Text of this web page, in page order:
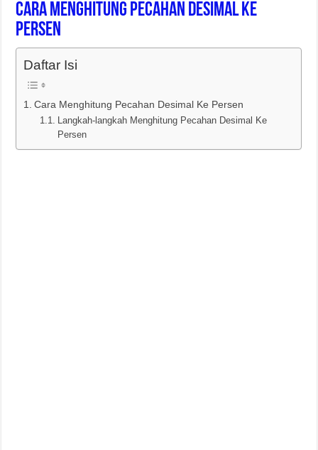
Cara Menghitung Pecahan Desimal Ke
Persen
Daftar Isi
Cara Menghitung Pecahan Desimal Ke Persen
Langkah-langkah Menghitung Pecahan Desimal Ke
Persen